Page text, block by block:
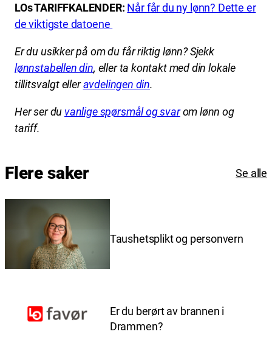
LOs TARIFFKALENDER: Når får du ny lønn? Dette er
de viktigste datoene
Er du usikker på om du får riktig lønn? Sjekk
lønnstabellen din, eller ta kontakt med din lokale
tillitsvalgt elleravdelingen din.
Her ser du vanlige spørsmål og svarom lønn og
tariff.
Flere saker Se alle
Taushetsplikt og personvern
Er du berørt av brannen i
Drammen?